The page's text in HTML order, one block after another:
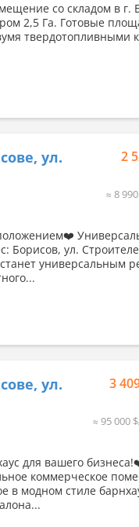
со складом в г.
2,5 Га. Готовые
твердотопливными
ул.
2
≈ 8
Борисов, ул.
универсальным
ул.
3
≈ 95 000
для вашего
коммерческое
в модном стиле